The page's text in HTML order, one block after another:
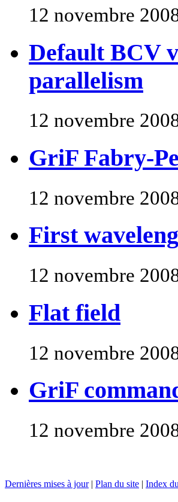
12 novembre
Default BCV
parallelism
12 novembre
GriF Fabry-
12 novembre
First
12 novembre
Flat field
12 novembre
GriF
12 novembre
Dernières mises à jour| Plan du site | Index